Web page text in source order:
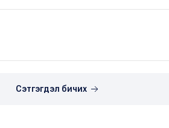
Сэтгэгдэл бичих